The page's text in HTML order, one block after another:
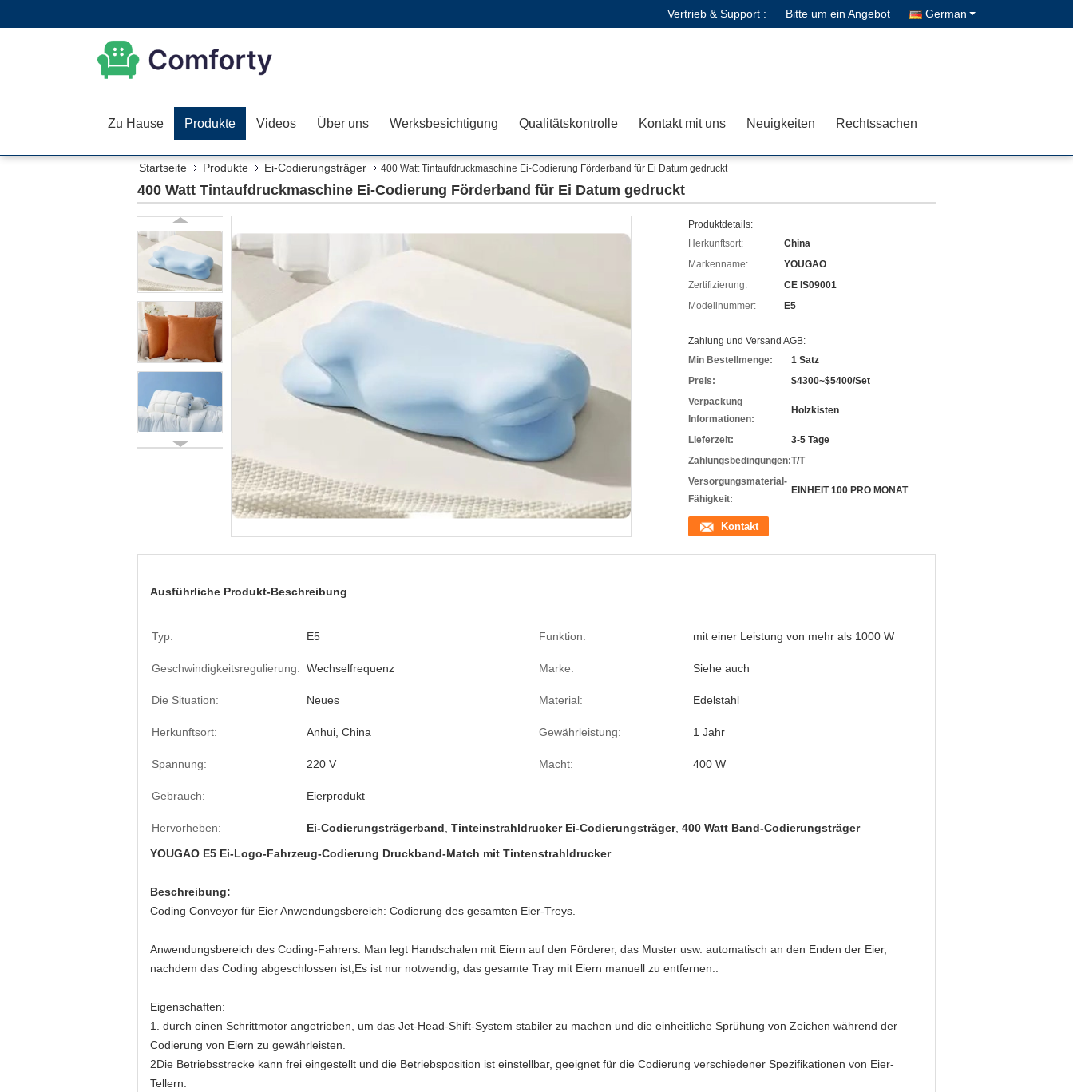
Vertrieb & Support : Bitte um ein Angebot German
Zu Hause Produkte Videos Über uns Werksbesichtigung Qualitätskontrolle Kontakt mit uns Neuigkeiten Rechtssachen
Startseite Produkte Ei-Codierungsträger 400 Watt Tintaufdruckmaschine Ei-Codierung Förderband für Ei Datum gedruckt
400 Watt Tintaufdruckmaschine Ei-Codierung Förderband für Ei Datum gedruckt
Produktdetails:
Herkunftsort:
China
Markenname:
YOUGAO
Zertifizierung:
CE IS09001
Modellnummer:
E5
Zahlung und Versand AGB:
Min Bestellmenge:
1 Satz
Preis:
$4300~$5400/Set
Verpackung
Informationen:
Holzkisten
Lieferzeit:
3-5 Tage
Zahlungsbedingungen:T/T
Versorgungsmaterial-
Fähigkeit:
EINHEIT 100 PRO MONAT
Kontakt
Ausführliche Produkt-Beschreibung
Typ: E5 Funktion: mit einer Leistung von mehr als 1000 W
Geschwindigkeitsregulierung: Wechselfrequenz Marke: Siehe auch
Die Situation: Neues Material: Edelstahl
Herkunftsort: Anhui, China Gewährleistung: 1 Jahr
Spannung: 220 V Macht: 400 W
Gebrauch: Eierprodukt
Hervorheben: Ei-Codierungsträgerband Tinteinstrahldrucker Ei-Codierungsträger, 400 Watt Band-Codierungsträger
YOUGAO E5 Ei-Logo-Fahrzeug-Codierung Druckband-Match mit Tintenstrahldrucker
Beschreibung:
Coding Conveyor für Eier Anwendungsbereich: Codierung des gesamten Eier-Treys.
Anwendungsbereich des Coding-Fahrers: Man legt Handschalen mit Eiern auf den Förderer, das Muster usw. automatisch an den Enden der Eier,
nachdem das Coding abgeschlossen ist,Es ist nur notwendig, das gesamte Tray mit Eiern manuell zu entfernen..
Eigenschaften:
1. durch einen Schrittmotor angetrieben, um das Jet-Head-Shift-System stabiler zu machen und die einheitliche Sprühung von Zeichen während der
Codierung von Eiern zu gewährleisten.
2Die Betriebsstrecke kann frei eingestellt und die Betriebsposition ist einstellbar, geeignet für die Codierung verschiedener Spezifikationen von Eier-
Tellern.